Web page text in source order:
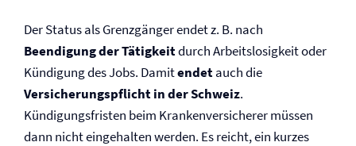
Der Status als Grenzgänger endet z. B. nach
Beendigung der Tätigkeitdurch Arbeitslosigkeit oder
Kündigung des Jobs. Damitendetauch die
Versicherungspflicht in der Schweiz.
Kündigungsfristen beim Kranken­versicherer müssen
dann nicht eingehalten werden. Es reicht, ein kurzes